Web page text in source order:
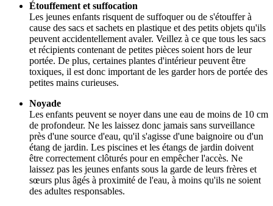
Étouffement et suffocation
Les jeunes enfants risquent de suffoquer ou de s'étouffer à
cause des sacs et sachets en plastique et des petits objets qu'ils
peuvent accidentellement avaler. Veillez à ce que tous les sacs
et récipients contenant de petites pièces soient hors de leur
portée. De plus, certaines plantes d'intérieur peuvent être
toxiques, il est donc important de les garder hors de portée des
petites mains curieuses.
Noyade
Les enfants peuvent se noyer dans une eau de moins de 10 cm
de profondeur. Ne les laissez donc jamais sans surveillance
près d'une source d'eau, qu'il s'agisse d'une baignoire ou d'un
étang de jardin. Les piscines et les étangs de jardin doivent
être correctement clôturés pour en empêcher l'accès. Ne
laissez pas les jeunes enfants sous la garde de leurs frères et
sœurs plus âgés à proximité de l'eau, à moins qu'ils ne soient
des adultes responsables.